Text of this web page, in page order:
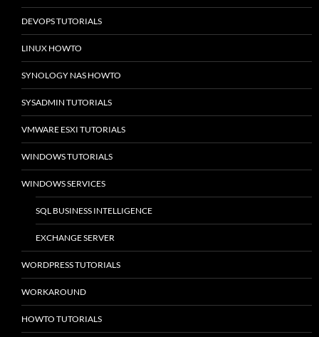
DEVOPS TUTORIALS
LINUX HOWTO
SYNOLOGY NAS HOWTO
SYSADMIN TUTORIALS
VMWARE ESXI TUTORIALS
WINDOWS TUTORIALS
WINDOWS SERVICES
SQL BUSINESS INTELLIGENCE
EXCHANGE SERVER
WORDPRESS TUTORIALS
WORKAROUND
HOWTO TUTORIALS